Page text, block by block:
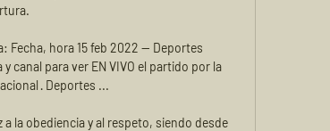
Fecha, hora 15 feb 2022 — Deportes
canal para ver EN VIVO el partido por la
· Deportes ...
la obediencia y al respeto, siendo desde